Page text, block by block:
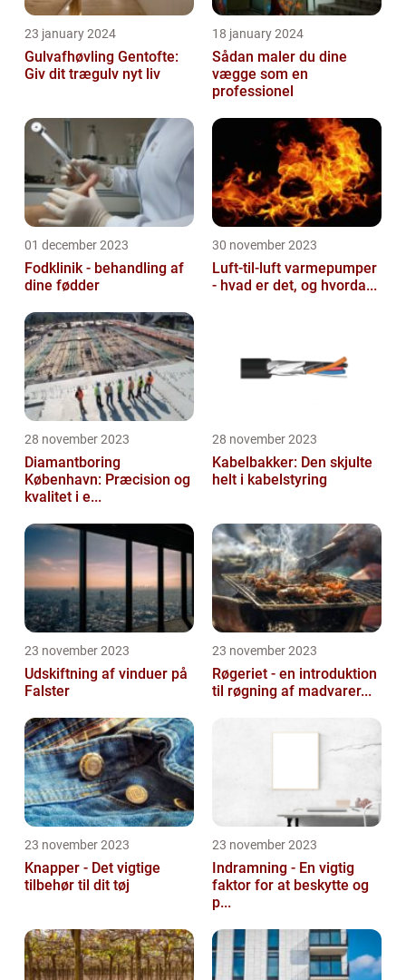
23 january 2024
Gulvafhøvling Gentofte:
Giv dit trægulv nyt liv
18 january 2024
Sådan maler du dine
vægge som en
professionel
01 december 2023
Fodklinik - behandling af
dine fødder
30 november 2023
Luft-til-luft varmepumper
- hvad er det, og hvorda...
28 november 2023
Diamantboring
København: Præcision og
kvalitet i e...
28 november 2023
Kabelbakker: Den skjulte
helt i kabelstyring
23 november 2023
Udskiftning af vinduer på
Falster
23 november 2023
Røgeriet - en introduktion
til røgning af madvarer...
23 november 2023
Knapper - Det vigtige
tilbehør til dit tøj
23 november 2023
Indramning - En vigtig
faktor for at beskytte og
p...